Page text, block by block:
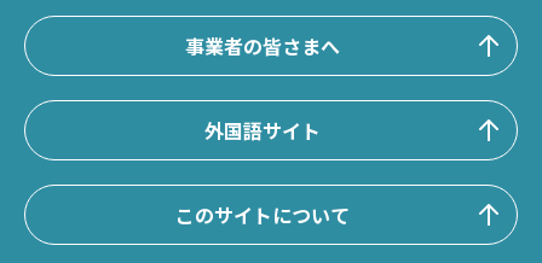
事業者の皆さまへ
外国語サイト
このサイトについて